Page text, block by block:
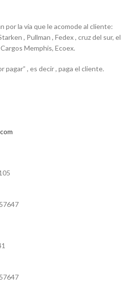
por la vía que le acomode al cliente:
, Pullman , Fedex , cruz del sur, el
Memphis, Ecoex.
pagar” , es decir , paga el cliente.